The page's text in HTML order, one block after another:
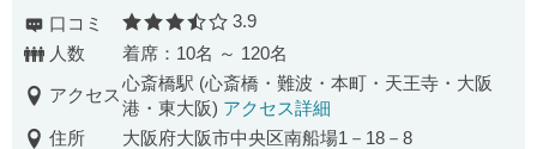
口コミ 口コミ評価
3.9
人数
着席：10名 ～ 120名
アクセス
心斎橋駅 (心斎橋・難波・本町・天王寺・大阪
港・東大阪) アクセス詳細
住所
大阪府大阪市中央区南船場1－18－8